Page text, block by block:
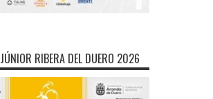
RIBERA DEL DUERO 2026